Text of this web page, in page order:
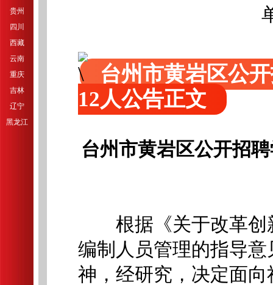
贵州
四川
西藏
云南
重庆
吉林
辽宁
黑龙江
台州市黄岩区公
12人公告正文
台州市黄岩区公开招
根据《关于改革创
编制人员管理的指导
神，经研究，决定面